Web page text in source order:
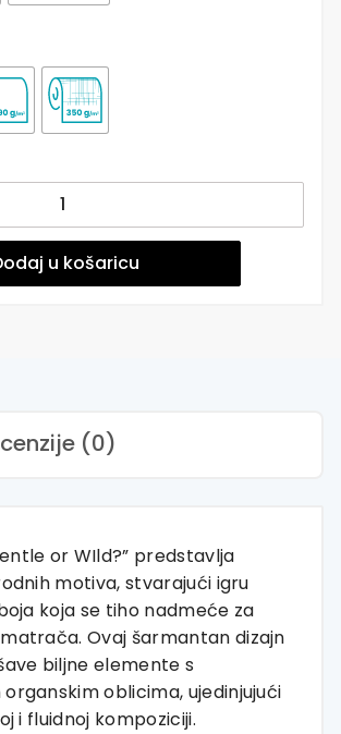
u košaricu
(0)
or WIld?” predstavlja
motiva, stvarajući igru
koja se tiho nadmeće za
Ovaj šarmantan dizajn
biljne elemente s
oblicima, ujedinjujući
i fluidnoj kompoziciji.